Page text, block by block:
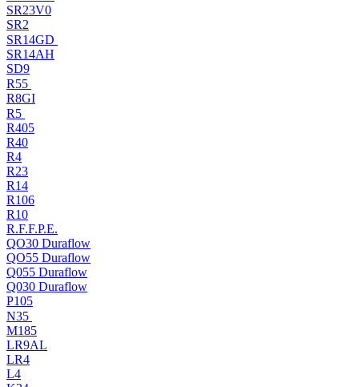
SR23V0
SR2
SR14GD
SR14AH
SD9
R55
R8GI
R5
R405
R40
R4
R23
R14
R106
R10
R.F.F.P.E.
QO30 Duraflow
QO55 Duraflow
Q055 Duraflow
Q030 Duraflow
P105
N35
M185
LR9AL
LR4
L4